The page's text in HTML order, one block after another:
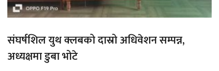
संघर्षशिल युथ क्लबको दास्रो अधिवेशन सम्पन्न,
अध्यक्षमा डुबा भोटे